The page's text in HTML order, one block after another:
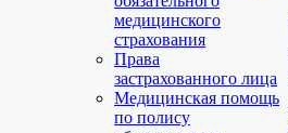
медицинского
страхования
Права
застрахованного лица
Медицинская помощь
по полису